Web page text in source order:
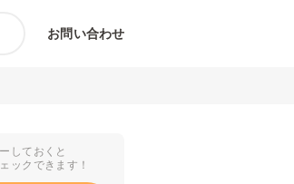
お問い合わせ
しておくと
ックできます！